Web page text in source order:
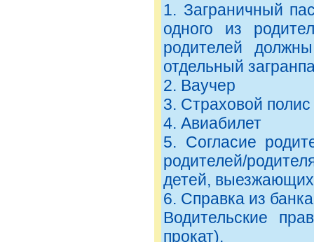
1. Заграничный
одного из
родителей
отдельный
2. Ваучер
3. Страховой полис
4. Авиабилет
5. Согласие
родителей/
детей,
6. Справка из
Водительские
прокат).